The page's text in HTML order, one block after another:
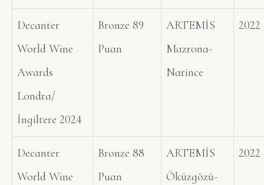
Decanter
World Wine
Awards
Londra/
İngiltere 2024
Bronze 89
Puan
ARTEMİS
Mazrona-
Narince
2022
Decanter
World Wine
Bronze 88
Puan
ARTEMİS
Öküzgözü-
2022